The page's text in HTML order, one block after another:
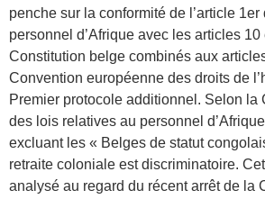
penche sur la conformité de l’article
personnel d’Afrique avec les articles 10
Constitution belge combinés aux
Convention européenne des droits de
Premier protocole additionnel. Selon la
des lois relatives au personnel
excluant les « Belges de statut
retraite coloniale est discriminatoire.
analysé au regard du récent arrêt de la